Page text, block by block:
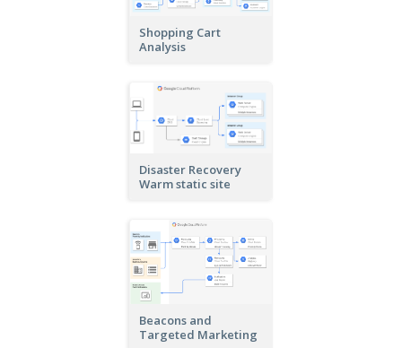
Shopping Cart
Analysis
Disaster Recovery
Warm static site
Beacons and
Targeted Marketing